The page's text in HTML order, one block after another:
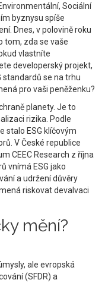
Sociální
byznysu spíše
Dnes, v polovině roku
tom, zda se vaše
vlastníte
developerský projekt,
standardů se na trhu
pro vaši peněženku?
planety. Je to
rizika. Podle
stalo ESG klíčovým
V České republice
CEEC Research z října
vnímá ESG jako
a udržení důvěry
riskovat devalvaci
mění?
ale evropská
(SFDR) a